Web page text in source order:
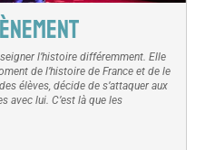
l’histoire différemment. Elle
de l’histoire de France et de le
élèves, décide de s’attaquer aux
avec lui. C’est là que les